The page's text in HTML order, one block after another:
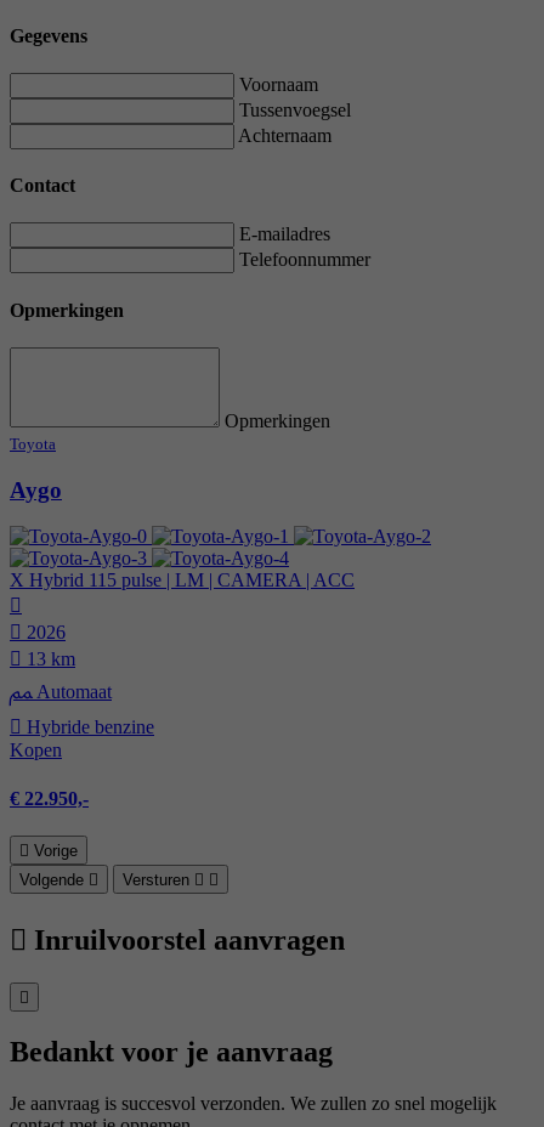
Gegevens
Voornaam
Tussenvoegsel
Achternaam
Contact
E-mailadres
Telefoonnummer
Opmerkingen
Opmerkingen
Toyota
Aygo
X Hybrid 115 pulse | LM | CAMERA | ACC
2026
13 km
Automaat
Hybride benzine
Kopen
€ 22.950,-
Vorige
Volgende
Versturen
Inruilvoorstel aanvragen
Bedankt voor je aanvraag
Je aanvraag is succesvol verzonden. We zullen zo snel mogelijk